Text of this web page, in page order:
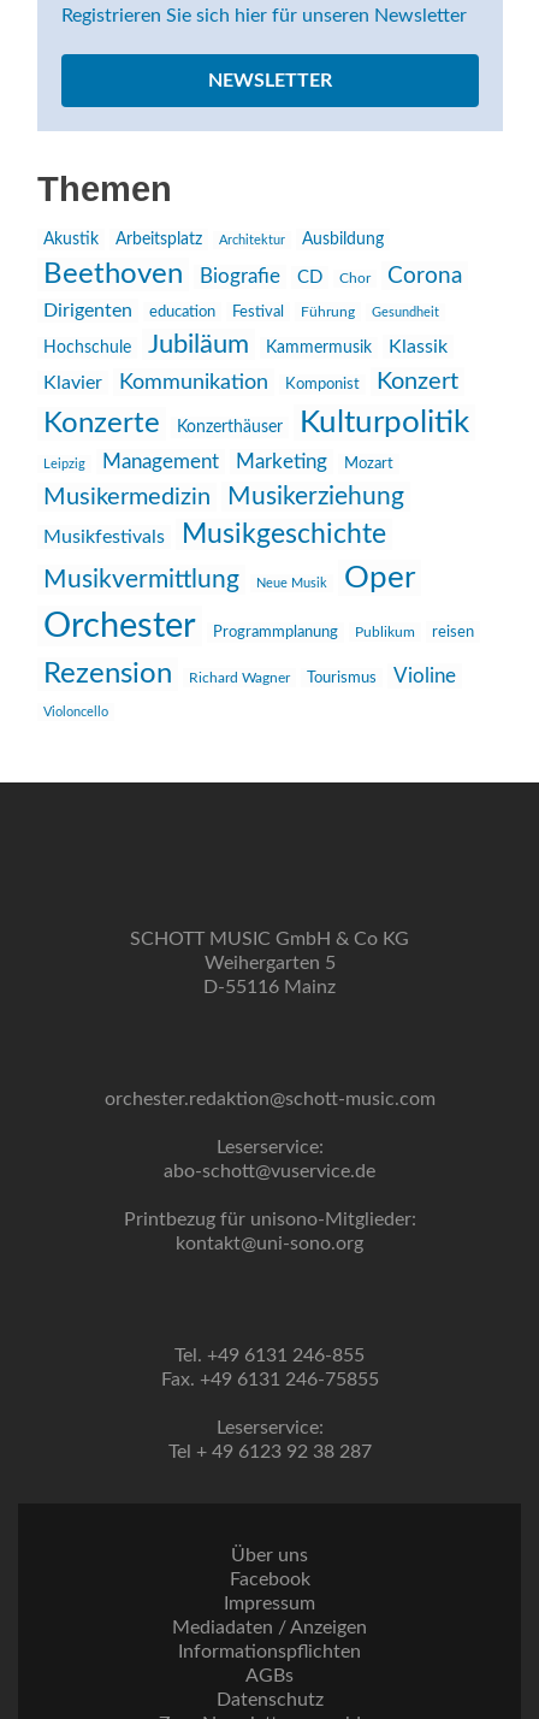
Registrieren Sie sich hier für unseren Newsletter
NEWSLETTER
Themen
Akustik Arbeitsplatz Architektur Ausbildung
Beethoven Biografie CD Chor Corona
Dirigenten education Festival Führung Gesundheit
Hochschule Jubiläum Kammermusik
Klassik
Klavier
Kommunikation Komponist Konzert
Konzerte Konzerthäuser Kulturpolitik
Leipzig Management Marketing Mozart
Musikermedizin Musikerziehung
Musikfestivals Musikgeschichte
Musikvermittlung Neue Musik Oper
Orchester Programmplanung Publikum reisen
Rezension Richard Wagner Tourismus Violine
Violoncello
SCHOTT MUSIC GmbH & Co KG
Weihergarten 5
D-55116 Mainz
orchester.redaktion@schott-music.com
Leserservice:
abo-schott@vuservice.de
Printbezug für unisono-Mitglieder:
kontakt@uni-sono.org
Tel. +49 6131 246-855
Fax. +49 6131 246-75855
Leserservice:
Tel + 49 6123 92 38 287
Über uns
Facebook
Impressum
Mediadaten / Anzeigen
Informationspflichten
AGBs
Datenschutz